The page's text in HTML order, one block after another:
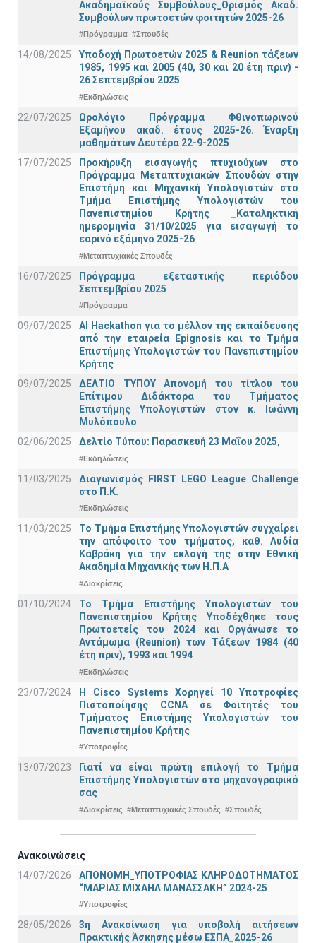
Ακαδημαϊκούς Συμβούλους_Ορισμός Ακαδ.
Συμβούλων πρωτοετών φοιτητών 2025-26
#Πρόγραμμα #Σπουδές
14/08/2025
Υποδοχή Πρωτοετών 2025 & Reunion τάξεων
1985, 1995 και 2005 (40, 30 και 20 έτη πριν) -
26 Σεπτεμβρίου 2025
#Εκδηλώσεις
22/07/2025
Ωρολόγιο Πρόγραμμα Φθινοπωρινού
Εξαμήνου ακαδ. έτους 2025-26. Έναρξη
μαθημάτων Δευτέρα 22-9-2025
17/07/2025
Προκήρυξη εισαγωγής πτυχιούχων στo
Πρόγραμμα Μεταπτυχιακών Σπουδών στην
Επιστήμη και Μηχανική Υπολογιστών στο
Τμήμα Eπιστήμης Υπολογιστών του
Πανεπιστημίου Κρήτης _Καταληκτική
ημερομηνία 31/10/2025 για εισαγωγή το
εαρινό εξάμηνο 2025-26
#Μεταπτυχιακές Σπουδές
16/07/2025
Πρόγραμμα εξεταστικής περιόδου
Σεπτεμβρίου 2025
#Πρόγραμμα
09/07/2025
AI Hackathon για το μέλλον της εκπαίδευσης
από την εταιρεία Epignosis και το Τμήμα
Επιστήμης Υπολογιστών του Πανεπιστημίου
Κρήτης
09/07/2025
ΔΕΛΤΙΟ ΤΥΠΟΥ Απονομή του τίτλου του
Επίτιμου Διδάκτορα του Τμήματος
Επιστήμης Υπολογιστών στον κ. Ιωάννη
Μυλόπουλο
02/06/2025
Δελτίο Τύπου: Παρασκευή 23 Μαΐου 2025,
#Εκδηλώσεις
11/03/2025
Διαγωνισμός FIRST LEGO League Challenge
στο Π.Κ.
#Εκδηλώσεις
11/03/2025
Το Τμήμα Επιστήμης Υπολογιστών συγχαίρει
την απόφοιτο του τμήματος, καθ. Λυδία
Καβράκη για την εκλογή της στην Εθνική
Ακαδημία Μηχανικής των Η.Π.Α
#Διακρίσεις
01/10/2024
Το Τμήμα Επιστήμης Υπολογιστών του
Πανεπιστημίου Κρήτης Υποδέχθηκε τους
Πρωτοετείς του 2024 και Οργάνωσε το
Αντάμωμα (Reunion) των Τάξεων 1984 (40
έτη πριν), 1993 και 1994
#Εκδηλώσεις
23/07/2024
Η Cisco Systems Χορηγεί 10 Υποτροφίες
Πιστοποίησης CCNA σε Φοιτητές του
Τμήματος Επιστήμης Υπολογιστών του
Πανεπιστημίου Κρήτης
#Υποτροφίες
13/07/2023
Γιατί να είναι πρώτη επιλογή το Τμήμα
Επιστήμης Υπολογιστών στο μηχανογραφικό
σας
#Διακρίσεις #Μεταπτυχιακές Σπουδές #Σπουδές
Ανακοινώσεις
14/07/2026
ΑΠΟΝΟΜΗ_ΥΠΟΤΡΟΦΙΑΣ ΚΛΗΡΟΔΟΤΗΜΑΤΟΣ
“ΜΑΡΙΑΣ ΜΙΧΑΗΛ ΜΑΝΑΣΣΑΚΗ” 2024-25
#Υποτροφίες
28/05/2026
3η Ανακοίνωση για υποβολή αιτήσεων
Πρακτικής Άσκησης μέσω ΕΣΠΑ_2025-26